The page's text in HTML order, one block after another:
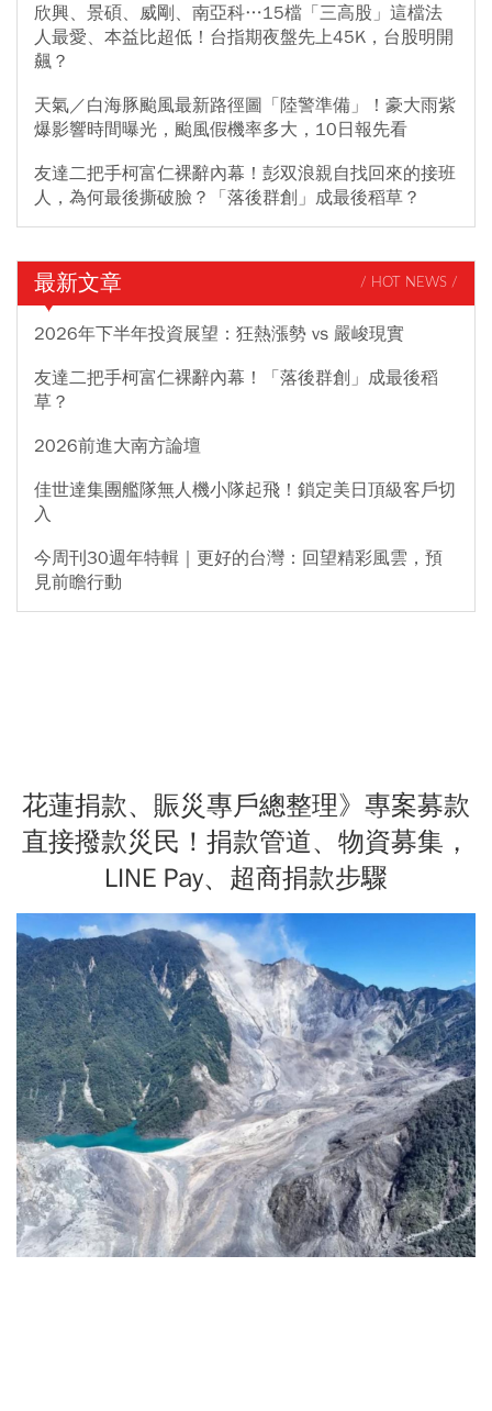
欣興、景碩、威剛、南亞科…15檔「三高股」這檔法
人最愛、本益比超低！台指期夜盤先上45K，台股明開
飆？
天氣／白海豚颱風最新路徑圖「陸警準備」！豪大雨紫
爆影響時間曝光，颱風假機率多大，10日報先看
友達二把手柯富仁裸辭內幕！彭双浪親自找回來的接班
人，為何最後撕破臉？「落後群創」成最後稻草？
最新文章 / HOT NEWS /
2026年下半年投資展望：狂熱漲勢 vs 嚴峻現實
友達二把手柯富仁裸辭內幕！「落後群創」成最後稻
草？
2026前進大南方論壇
佳世達集團艦隊無人機小隊起飛！鎖定美日頂級客戶切
入
今周刊30週年特輯｜更好的台灣：回望精彩風雲，預
見前瞻行動
花蓮捐款、賑災專戶總整理》專案募款
直接撥款災民！捐款管道、物資募集，
LINE Pay、超商捐款步驟